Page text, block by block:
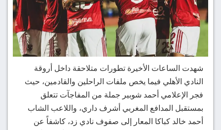
شهدت الساعات الأخيرة تطورات متلاحقة داخل أروقة
النادي الأهلي فيما يخص ملفات الراحلين والقادمين، حيث
فجر الإعلامي أحمد شوبير جملة من المفاجآت تتعلق
بمستقبل المدافع المغربي أشرف داري، واللاعب الشاب
أحمد خالد كباكا المعار إلى صفوف نادي زد، كاشفاً عن